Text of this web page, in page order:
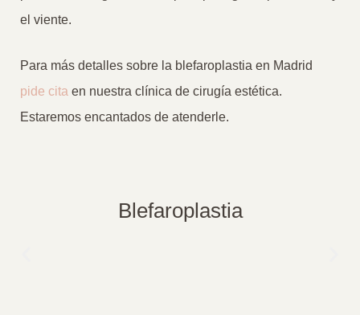
el viente.
Para más detalles sobre la blefaroplastia en Madrid
pide cita en nuestra clínica de cirugía estética.
Estaremos encantados de atenderle.
Blefaroplastia